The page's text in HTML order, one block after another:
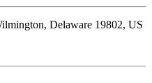
Delaware 19802, US